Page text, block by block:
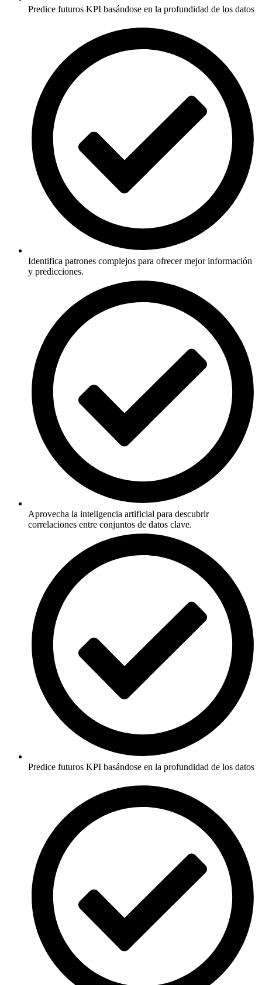
Predice futuros KPI basándose en la profundidad de los datos
Identifica patrones complejos para ofrecer mejor información
y predicciones.
Aprovecha la inteligencia artificial para descubrir
correlaciones entre conjuntos de datos clave.
Predice futuros KPI basándose en la profundidad de los datos